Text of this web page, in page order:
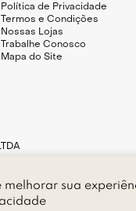
sua
Política de Privacidade
Termos e Condições
Nossas Lojas
Trabalhe Conosco
Mapa do Site
05.415-010 - São Paulo -